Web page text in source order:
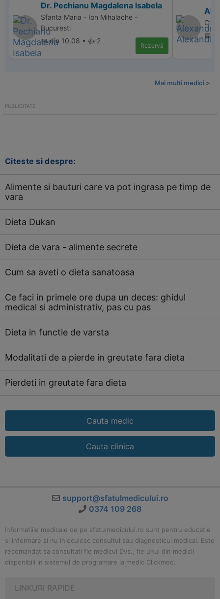
Dr. Pechianu Magdalena Isabela
Sfanta Maria - Ion Mihalache -
Bucuresti
📅 din 10.08 • 👍 2
Rezervă
📅
Mai multi medici >
Citeste si despre:
Alimente si bauturi care va pot ingrasa pe timp de
vara
Dieta Dukan
Dieta de vara - alimente secrete
Cum sa aveti o dieta sanatoasa
Ce faci in primele ore dupa un deces: ghidul
medical si administrativ, pas cu pas
Dieta in functie de varsta
Modalitati de a pierde in greutate fara dieta
Pierdeti in greutate fara dieta
Cauta medic
Cauta clinica
support@sfatulmedicului.ro
0374 109 268
Informatiile medicale de pe sfatulmedicului.ro sunt pentru educatie
si informare si nu inlocuiesc consultul sau diagnosticul medical. Este
recomandat sa consultati fie medicul Dvs., fie unul din medicii
disponibili in sistemul de programare la medic Clickmed.
LINKURI RAPIDE